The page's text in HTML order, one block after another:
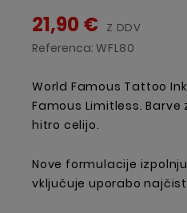
21,90 € Z DDV
Referenca: WFL80
World Famous Tattoo
Famous Limitless.
hitro celijo.
Nove formulacije
vključuje uporabo